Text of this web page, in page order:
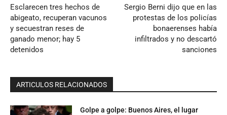
Esclarecen tres hechos de
abigeato, recuperan vacunos
y secuestran reses de
ganado menor; hay 5
detenidos
Sergio Berni dijo que en las
protestas de los policías
bonaerenses había
infiltrados y no descartó
sanciones
ARTICULOS RELACIONADOS
Golpe a golpe: Buenos Aires, el lugar